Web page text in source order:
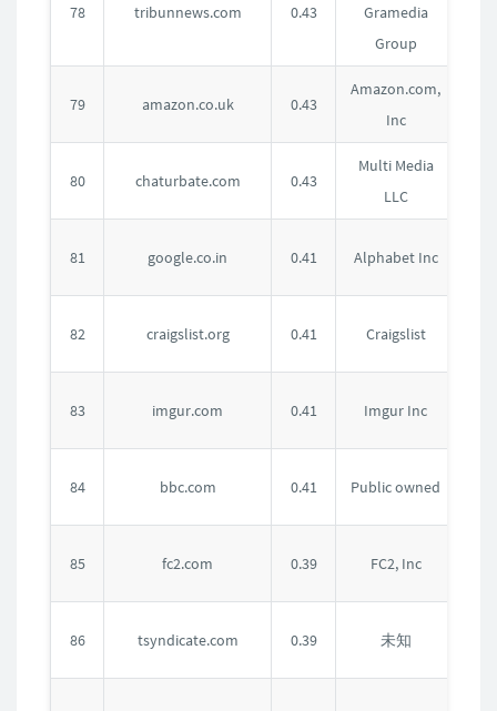
78 tribunnews.com 0.43
Gramedia
Group
79 amazon.co.uk 0.43
Amazon.com,
Inc
80 chaturbate.com 0.43
Multi Media
LLC
81 google.co.in 0.41 Alphabet Inc
82 craigslist.org 0.41 Craigslist
83 imgur.com 0.41 Imgur Inc
84 bbc.com 0.41 Public owned
85 fc2.com 0.39 FC2, Inc
86 tsyndicate.com 0.39 未知